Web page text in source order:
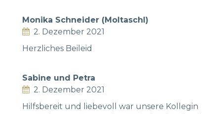
Monika Schneider (Moltaschl)
2. Dezember 2021
Herzliches Beileid
Sabine und Petra
2. Dezember 2021
Hilfsbereit und liebevoll war unsere Kollegin